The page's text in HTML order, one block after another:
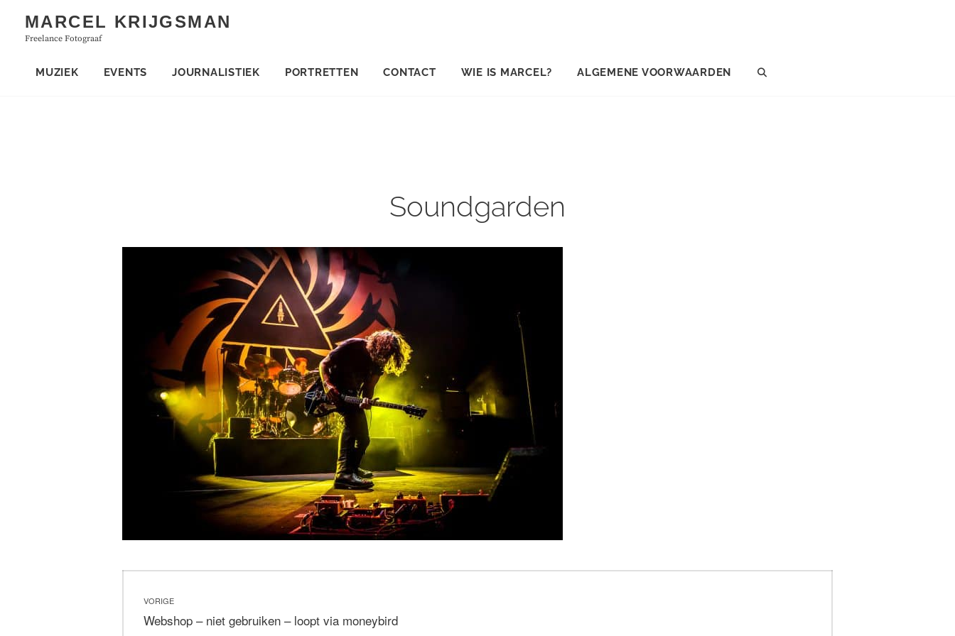
content
MARCEL KRIJGSMAN
Freelance Fotograaf
MUZIEK EVENTS JOURNALISTIEK PORTRETTEN CONTACT WIE IS MARCEL? ALGEMENE VOORWAARDEN
Soundgarden
navigatie
VORIGE
Vorig
Webshop – niet gebruiken – loopt via moneybird